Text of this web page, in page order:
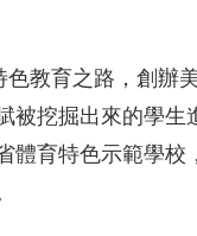
教育之路，創辦
挖掘出來的學
育特色示範學